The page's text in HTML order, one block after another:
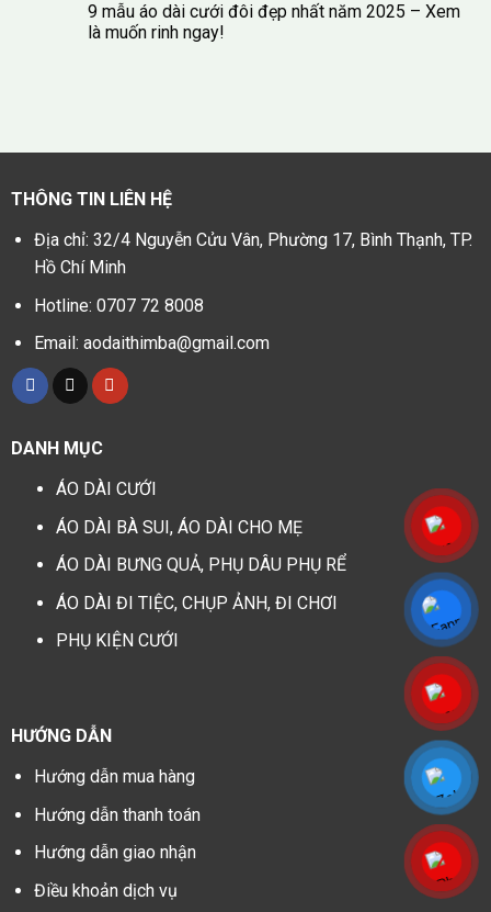
9 mẫu áo dài cưới đôi đẹp nhất năm 2025 – Xem
là muốn rinh ngay!
THÔNG TIN LIÊN HỆ
Địa chỉ: 32/4 Nguyễn Cửu Vân, Phường 17, Bình Thạnh, TP.
Hồ Chí Minh
Hotline: 0707 72 8008
Email: aodaithimba@gmail.com
DANH MỤC
ÁO DÀI CƯỚI
ÁO DÀI BÀ SUI, ÁO DÀI CHO MẸ
ÁO DÀI BƯNG QUẢ, PHỤ DÂU PHỤ RỂ
ÁO DÀI ĐI TIỆC, CHỤP ẢNH, ĐI CHƠI
PHỤ KIỆN CƯỚI
HƯỚNG DẪN
Hướng dẫn mua hàng
Hướng dẫn thanh toán
Hướng dẫn giao nhận
Điều khoản dịch vụ